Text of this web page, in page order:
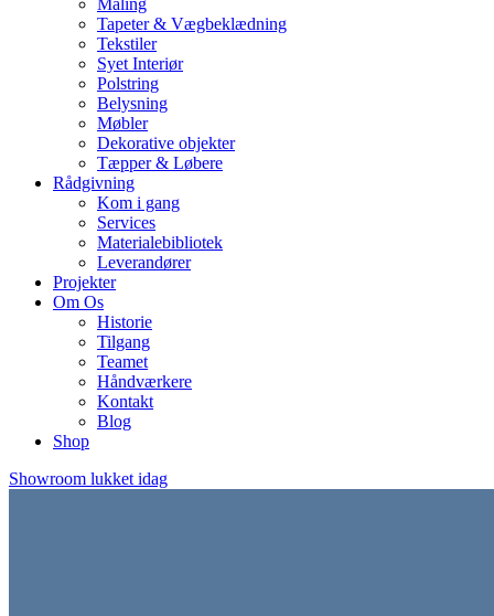
Maling
Tapeter & Vægbeklædning
Tekstiler
Syet Interiør
Polstring
Belysning
Møbler
Dekorative objekter
Tæpper & Løbere
Rådgivning
Kom i gang
Services
Materialebibliotek
Leverandører
Projekter
Om Os
Historie
Tilgang
Teamet
Håndværkere
Kontakt
Blog
Shop
Showroom lukket idag